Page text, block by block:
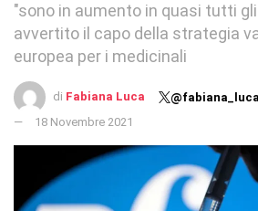
"sono in aumento in quasi tutti
avvertito il capo della strategia
europea per i medicinali
di Fabiana Luca
@fabiana_luca
18 Novembre 2021